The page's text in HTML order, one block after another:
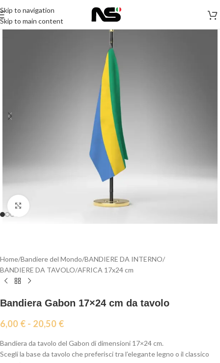
Skip to navigation
Skip to main content
Click to enlarge
Home/Bandiere del Mondo/BANDIERE DA INTERNO/
BANDIERE DA TAVOLO/AFRICA 17x24 cm
Bandiera Gabon 17×24 cm da tavolo
6,00 € - 20,50 €
Bandiera da tavolo del Gabon di dimensioni 17×24 cm.
Scegli la base da tavolo che preferisci tra l’elegante legno o il classico